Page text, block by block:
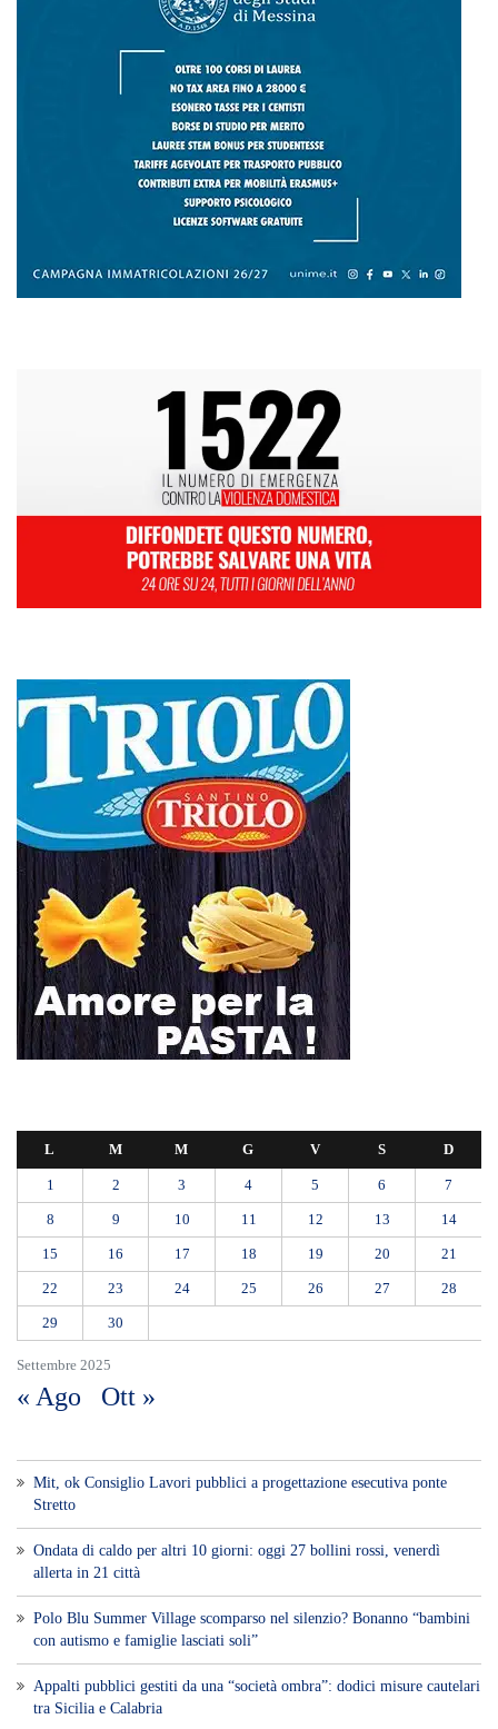
Settembre 2025
L M M G V S D
1 2 3 4 5 6 7
8 9 10 11 12 13 14
15 16 17 18 19 20 21
22 23 24 25 26 27 28
29 30
« Ago Ott »
Mit, ok Consiglio Lavori pubblici a progettazione esecutiva ponte
Stretto
Ondata di caldo per altri 10 giorni: oggi 27 bollini rossi, venerdì
allerta in 21 città
Polo Blu Summer Village scomparso nel silenzio? Bonanno “bambini
con autismo e famiglie lasciati soli”
Appalti pubblici gestiti da una “società ombra”: dodici misure cautelari
tra Sicilia e Calabria